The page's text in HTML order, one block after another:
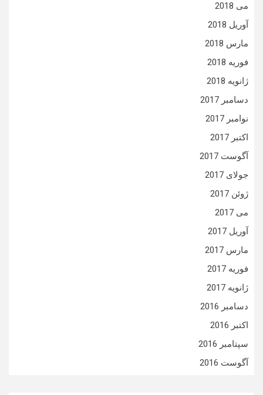
می 2018
آوریل 2018
مارس 2018
فوریه 2018
ژانویه 2018
دسامبر 2017
نوامبر 2017
اکتبر 2017
آگوست 2017
جولای 2017
ژوئن 2017
می 2017
آوریل 2017
مارس 2017
فوریه 2017
ژانویه 2017
دسامبر 2016
اکتبر 2016
سپتامبر 2016
آگوست 2016